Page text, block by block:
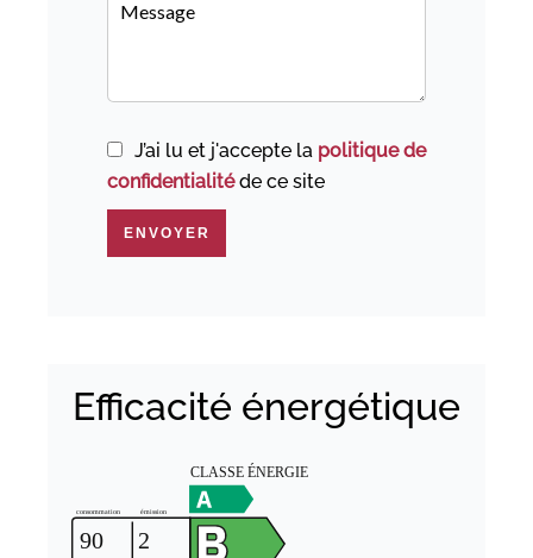
J’ai lu et j'accepte la politique de
confidentialitéde ce site
ENVOYER
Efficacité énergétique